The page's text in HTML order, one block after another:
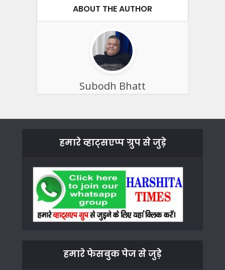
ABOUT THE AUTHOR
Subodh Bhatt
हमारे व्हाट्सएप्प ग्रुप से जुड़े
हमारे फेसबुक पेज से जुड़े